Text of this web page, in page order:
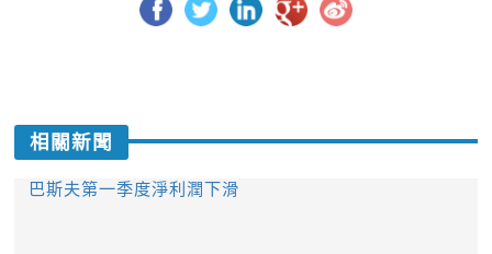
相關新聞
巴斯夫第一季度淨利潤下滑